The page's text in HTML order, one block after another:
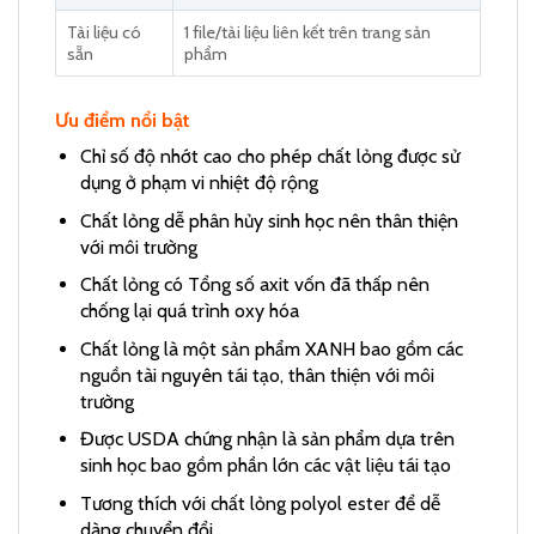
Tài liệu có
sẵn
1 file/tài liệu liên kết trên trang sản
phẩm
Ưu điểm nổi bật
Chỉ số độ nhớt cao cho phép chất lỏng được sử
dụng ở phạm vi nhiệt độ rộng
Chất lỏng dễ phân hủy sinh học nên thân thiện
với môi trường
Chất lỏng có Tổng số axit vốn đã thấp nên
chống lại quá trình oxy hóa
Chất lỏng là một sản phẩm XANH bao gồm các
nguồn tài nguyên tái tạo, thân thiện với môi
trường
Được USDA chứng nhận là sản phẩm dựa trên
sinh học bao gồm phần lớn các vật liệu tái tạo
Tương thích với chất lỏng polyol ester để dễ